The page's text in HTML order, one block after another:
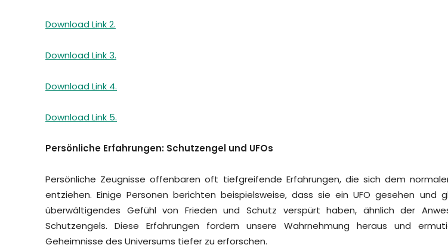
Download Link 2.
Download Link 3.
Download Link 4.
Download Link 5.
Persönliche Erfahrungen: Schutzengel und UFOs
Persönliche Zeugnisse offenbaren oft tiefgreifende Erfahrungen, die sich dem
entziehen. Einige Personen berichten beispielsweise, dass sie ein UFO gesehen und
überwältigendes Gefühl von Frieden und Schutz verspürt haben, ähnlich der
Schutzengels. Diese Erfahrungen fordern unsere Wahrnehmung heraus und
Geheimnisse des Universums tiefer zu erforschen.